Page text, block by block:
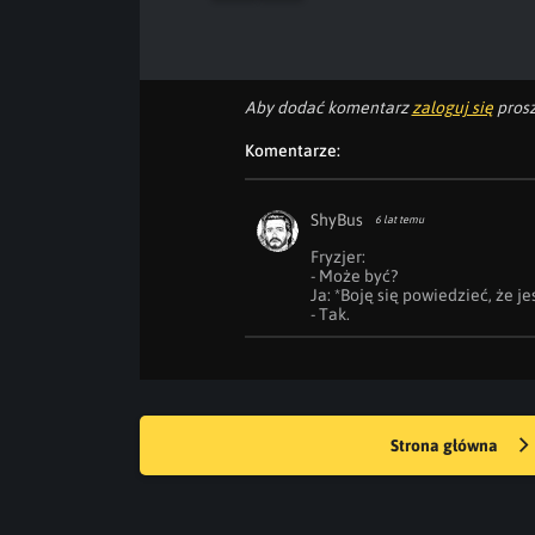
Aby dodać komentarzzaloguj się
Komentarze:
ShyBus 6 lat temu
Fryzjer:
- Może być?
Ja: *Boję się powiedzieć, że
- Tak.
Strona główna